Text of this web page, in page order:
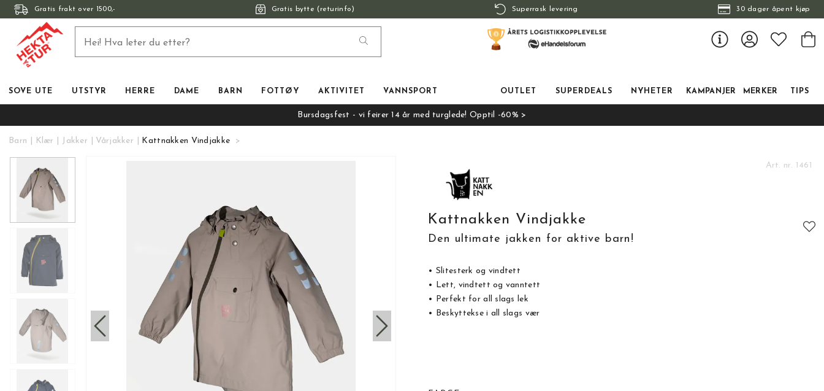
Gratis frakt over 1500,- Gratis bytte (returinfo) Superrask levering 30 dager åpent kjøp
SOVE UTE UTSTYR HERRE DAME BARN FOTTØY AKTIVITET VANNSPORT OUTLET SUPERDEALS NYHETER KAMPANJER MERKER TIPS
Bursdagsfest - vi feirer 14 år med turglede! Opptil -60% >
Barn Klær Jakker Vårjakker Kattnakken Vindjakke
Art. nr. 1461
Kattnakken Vindjakke
Den ultimate jakken for aktive barn!
• Slitesterk og vindtett
• Lett, vindtett og vanntett
• Perfekt for all slags lek
• Beskyttekse i all slags vær